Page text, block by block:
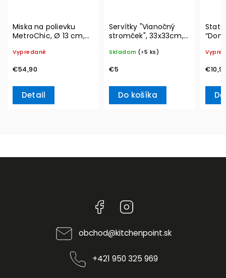
Miska na polievku
MetroChic, Ø 13 cm,
Boch
Vypredané
€54,90
Detail
Servítky "Vianočný
stromček", 33x33cm,
L– Villeroy & Boch
Skladom (>5 ks)
€5
Do košíka
Facebook
obchod@kitchenpoint.sk
+421 950 325 969